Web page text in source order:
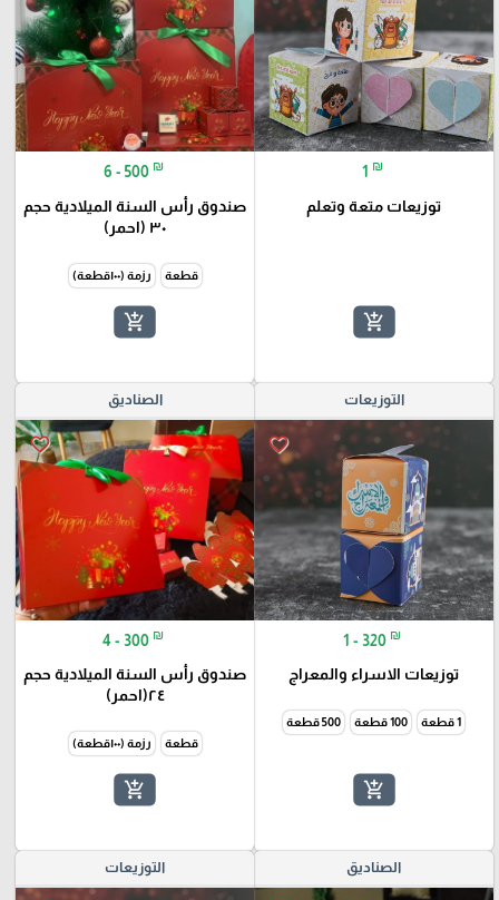
1 ₪
توزيعات متعة وتعلم
add_shopping_cart
6 - 500 ₪
صندوق رأس السنة الميلادية حجم
٣٠ (احمر)
قطعة رزمة (١٠٠قطعة)
add_shopping_cart
التوزيعات
favorite_border
1 - 320 ₪
توزيعات الاسراء والمعراج
1 قطعة 100 قطعة 500 قطعة
add_shopping_cart
الصناديق
favorite_border
4 - 300 ₪
صندوق رأس السنة الميلادية حجم
٢٤(احمر)
قطعة رزمة (١٠٠قطعة)
add_shopping_cart
الصناديق التوزيعات